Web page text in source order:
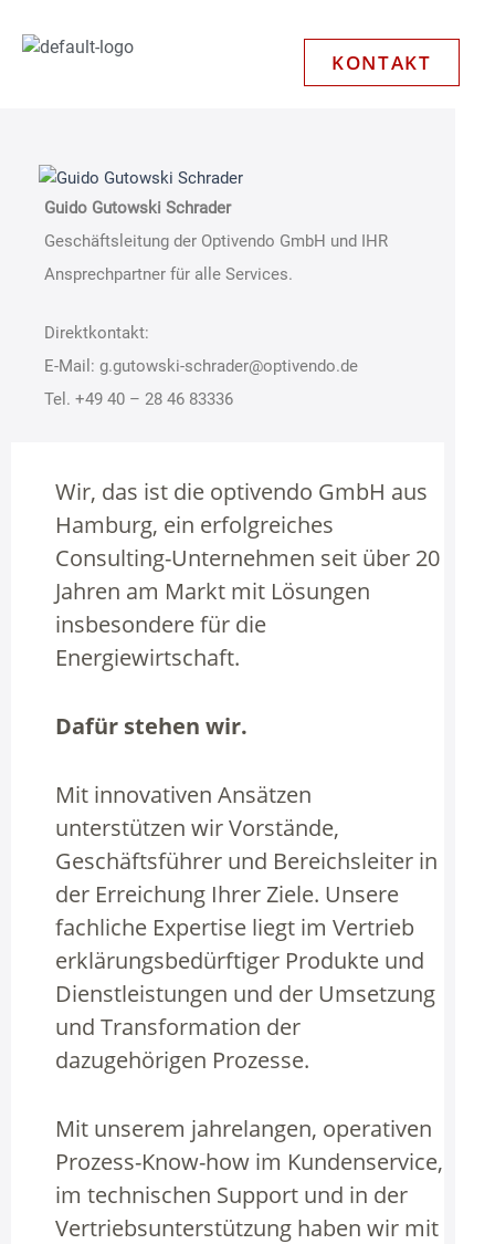
Inhalt
KONTAKT
Guido Gutowski Schrader
Geschäftsleitung der Optivendo GmbH und IHR
Ansprechpartner für alle Services.
Direktkontakt:
E-Mail: g.gutowski-schrader@optivendo.de
Tel. +49 40 – 28 46 83336
Wir, das ist die optivendo GmbH aus
Hamburg, ein erfolgreiches
Consulting-Unternehmen seit über 20
Jahren am Markt mit Lösungen
insbesondere für die
Energiewirtschaft.
Dafür stehen wir.
Mit innovativen Ansätzen
unterstützen wir Vorstände,
Geschäftsführer und Bereichsleiter in
der Erreichung Ihrer Ziele. Unsere
fachliche Expertise liegt im Vertrieb
erklärungsbedürftiger Produkte und
Dienstleistungen und der Umsetzung
und Transformation der
dazugehörigen Prozesse.
Mit unserem jahrelangen, operativen
Prozess-Know-how im Kundenservice,
im technischen Support und in der
Vertriebsunterstützung haben wir mit